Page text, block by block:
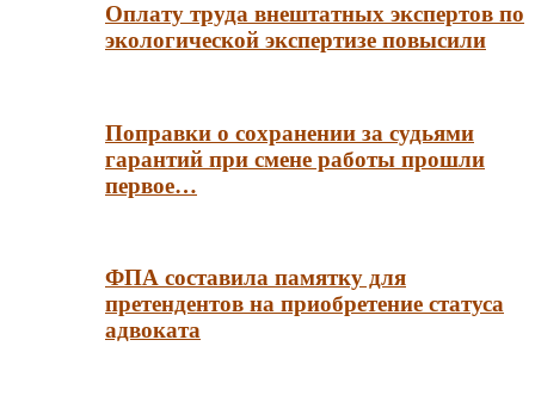
Оплату труда внештатных экспертов по
экологической экспертизе повысили
Поправки о сохранении за судьями
гарантий при смене работы прошли
первое…
ФПА составила памятку для
претендентов на приобретение статуса
адвоката